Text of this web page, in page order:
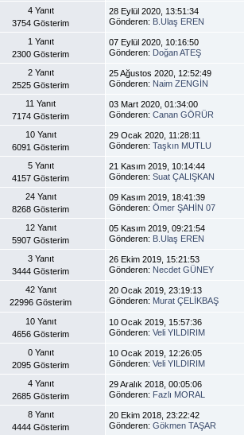
4 Yanıt
3754 Gösterim
28 Eylül 2020, 13:51:34
Gönderen: B.Ulaş EREN
1 Yanıt
2300 Gösterim
07 Eylül 2020, 10:16:50
Gönderen: Doğan ATEŞ
2 Yanıt
2525 Gösterim
25 Ağustos 2020, 12:52:49
Gönderen: Naim ZENGİN
11 Yanıt
7174 Gösterim
03 Mart 2020, 01:34:00
Gönderen:Canan GÖRÜR
10 Yanıt
6091 Gösterim
29 Ocak 2020, 11:28:11
Gönderen:Taşkın MUTLU
5 Yanıt
4157 Gösterim
21 Kasım 2019, 10:14:44
Gönderen:Suat ÇALIŞKAN
24 Yanıt
8268 Gösterim
09 Kasım 2019, 18:41:39
Gönderen:Ömer ŞAHİN 07
12 Yanıt
5907 Gösterim
05 Kasım 2019, 09:21:54
Gönderen: B.Ulaş EREN
3 Yanıt
3444 Gösterim
26 Ekim 2019, 15:21:53
Gönderen: Necdet GÜNEY
42 Yanıt
22996 Gösterim
20 Ocak 2019, 23:19:13
Gönderen: Murat ÇELİKBAŞ
10 Yanıt
4656 Gösterim
10 Ocak 2019, 15:57:36
Gönderen:Veli YILDIRIM
0 Yanıt
2095 Gösterim
10 Ocak 2019, 12:26:05
Gönderen:Veli YILDIRIM
4 Yanıt
2685 Gösterim
29 Aralık 2018, 00:05:06
Gönderen: Fazlı MORAL
8 Yanıt
4444 Gösterim
20 Ekim 2018, 23:22:42
Gönderen:Gökmen TAŞAR